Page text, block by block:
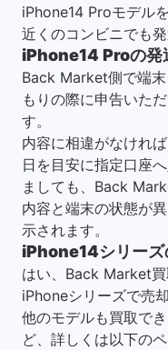
iPhone14 Proモデル
近くのコンビニでも発
iPhone14 Proの発
Back Market側で端
もりの際に申告いた
す。
内容に相違がなけれ
日を目安に指定口座
ましても、Back
内容と端末の状態が
示されます。
iPhone14シリーズ
はい、Back Market
iPhoneシリーズで売
他のモデルも買取で
ど、詳しくは以下の